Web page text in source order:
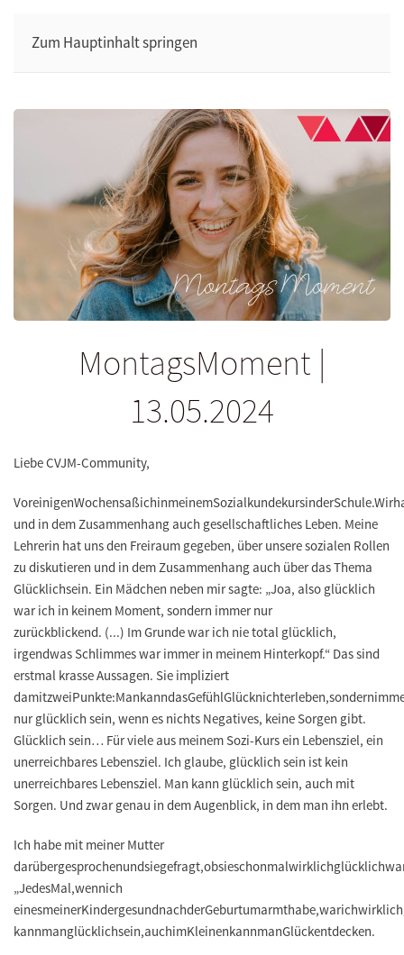
Zum Hauptinhalt springen
MontagsMoment |
13.05.2024
Liebe CVJM-Community,
VoreinigenWochensaßichinmeinemSozialkundekursinderSchule.Wir
und in dem Zusammenhang auch gesellschaftliches Leben. Meine
Lehrerin hat uns den Freiraum gegeben, über unsere sozialen Rollen
zu diskutieren und in dem Zusammenhang auch über das Thema
Glücklichsein. Ein Mädchen neben mir sagte: „Joa, also glücklich
war ich in keinem Moment, sondern immer nur
zurückblickend. (...) Im Grunde war ich nietotal glücklich,
irgendwas Schlimmes war immer in meinem Hinterkopf.“ Das sind
erstmal krasseAussagen. Sie impliziert
damitzweiPunkte:MankanndasGefühlGlücknichterleben,sondern
nur glücklich sein, wenn es nichts Negatives, keine Sorgen gibt.
Glücklich sein… Für viele aus meinem Sozi-Kurs ein Lebensziel, ein
unerreichbares Lebensziel. Ich glaube, glücklich sein ist kein
unerreichbares Lebensziel. Man kann glücklich sein, auch mit
Sorgen. Und zwar genau in dem Augenblick, in dem man ihn erlebt.
Ich habe mit meiner Mutter
darübergesprochenundsiegefragt,obsieschonmalwirklichglücklich
„JedesMal,wennich
einesmeinerKindergesundnachderGeburtumarmthabe,warichwirklich
kannmanglücklichsein,auchimKleinenkannmanGlückentdecken.